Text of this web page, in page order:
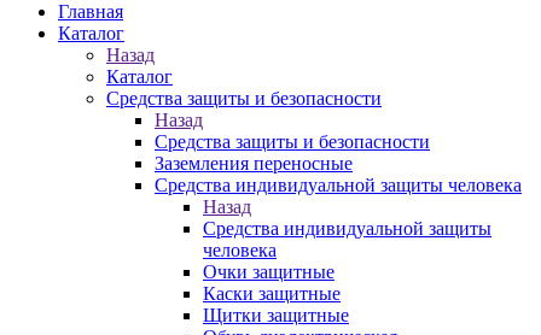
Главная
Каталог
Назад
Каталог
Средства защиты и безопасности
Назад
Средства защиты и безопасности
Заземления переносные
Средства индивидуальной защиты человека
Назад
Средства индивидуальной защиты
человека
Очки защитные
Каски защитные
Щитки защитные